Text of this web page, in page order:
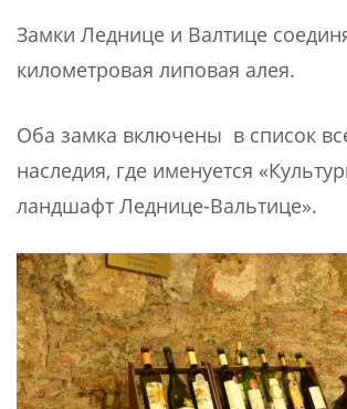
Замки Леднице и Валтице
километровая липовая алея.
Оба замка включены в список
наследия, где именуется
ландшафт Леднице-Вальтице».